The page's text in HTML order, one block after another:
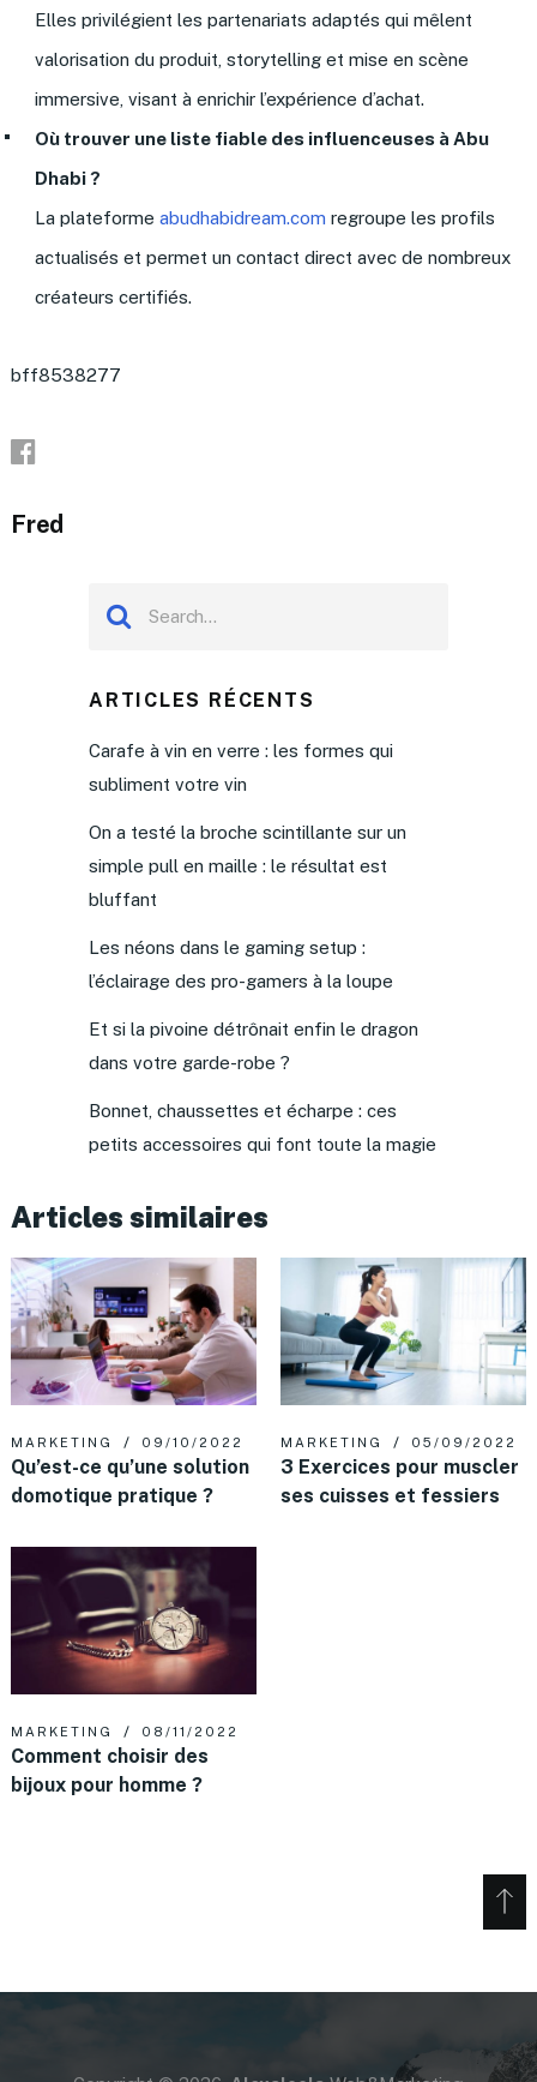
Elles privilégient les partenariats adaptés qui mêlent
valorisation du produit, storytelling et mise en scène
immersive, visant à enrichir l’expérience d’achat.
Où trouver une liste fiable des influenceuses à Abu
Dhabi ?
La plateforme abudhabidream.com regroupe les profils
actualisés et permet un contact direct avec de nombreux
créateurs certifiés.
bff8538277
Fred
ARTICLES RÉCENTS
Carafe à vin en verre : les formes qui
subliment votre vin
On a testé la broche scintillante sur un
simple pull en maille : le résultat est
bluffant
Les néons dans le gaming setup :
l’éclairage des pro-gamers à la loupe
Et si la pivoine détrônait enfin le dragon
dans votre garde-robe ?
Bonnet, chaussettes et écharpe : ces
petits accessoires qui font toute la magie
Articles similaires
MARKETING 09/10/2022
Qu’est-ce qu’une solution
domotique pratique ?
MARKETING 05/09/2022
3 Exercices pour muscler
ses cuisses et fessiers
MARKETING 08/11/2022
Comment choisir des
bijoux pour homme ?